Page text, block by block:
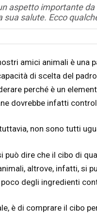
aspetto importante
sua salute. Ecco
amici animali è una
di scelta del
perché è un
dovrebbe infatti
non sono tutti
può dire che il cibo di
altrove, infatti, si
degli ingredienti
è di comprare il cibo